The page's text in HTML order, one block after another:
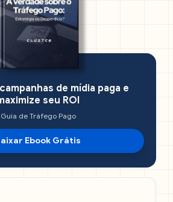
de mídia paga e
seu ROI
Guia de Tráfego Pago
Ebook Grátis